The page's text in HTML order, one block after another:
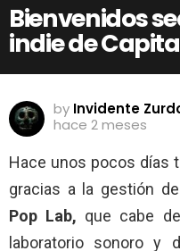
Bienvenidos
indie de
by Invidente
hace 2 meses
Hace unos pocos días
gracias a la gestión de
Pop Lab, que cabe
laboratorio sonoro y